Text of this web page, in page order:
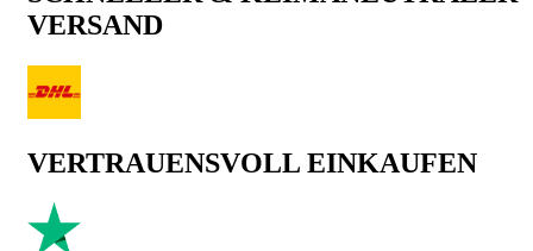
VERSAND
VERTRAUENSVOLL EINKAUFEN